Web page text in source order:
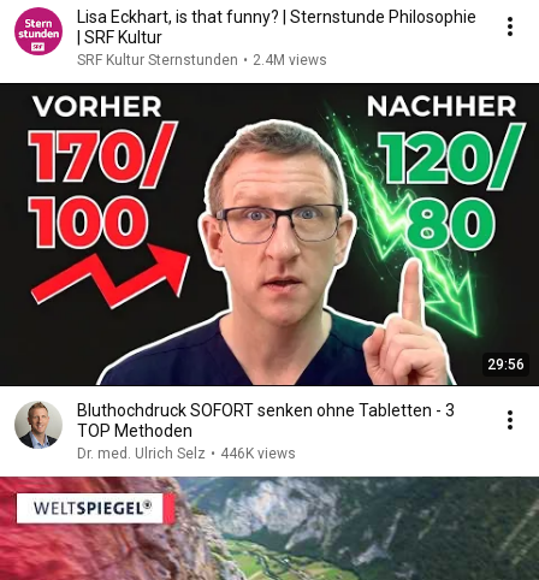
Lisa Eckhart, is that funny? | Sternstunde Philosophie
| SRF Kultur
SRF Kultur Sternstunden • 2.4M views
29:56
Bluthochdruck SOFORT senken ohne Tabletten - 3
TOP Methoden
Dr. med. Ulrich Selz • 446K views